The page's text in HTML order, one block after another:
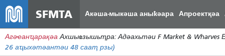
SFMTA Акәша-мыкәша аныҟәара Апроектқәа
Агәҽанҵарақәа Ахшыҩзышьҭра: Адәахьтәи F Market &
26 аҵыхәтәантәи 48 сааҭ рзы)